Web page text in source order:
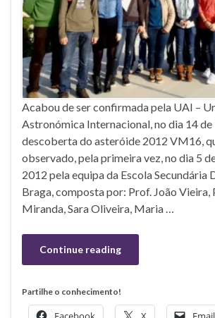
Acabou de ser confirmada pela UAI –
Astronómica Internacional, no dia 14
descoberta do asteróide 2012 VM16,
observado, pela primeira vez, no dia 5
2012 pela equipa da Escola Secundária
Braga, composta por: Prof. João Vieira,
Miranda, Sara Oliveira, Maria …
Continue reading
Partilhe o conhecimento!